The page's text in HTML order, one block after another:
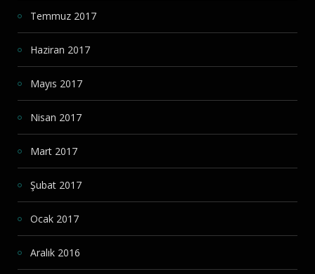
Temmuz 2017
Haziran 2017
Mayıs 2017
Nisan 2017
Mart 2017
Şubat 2017
Ocak 2017
Aralık 2016